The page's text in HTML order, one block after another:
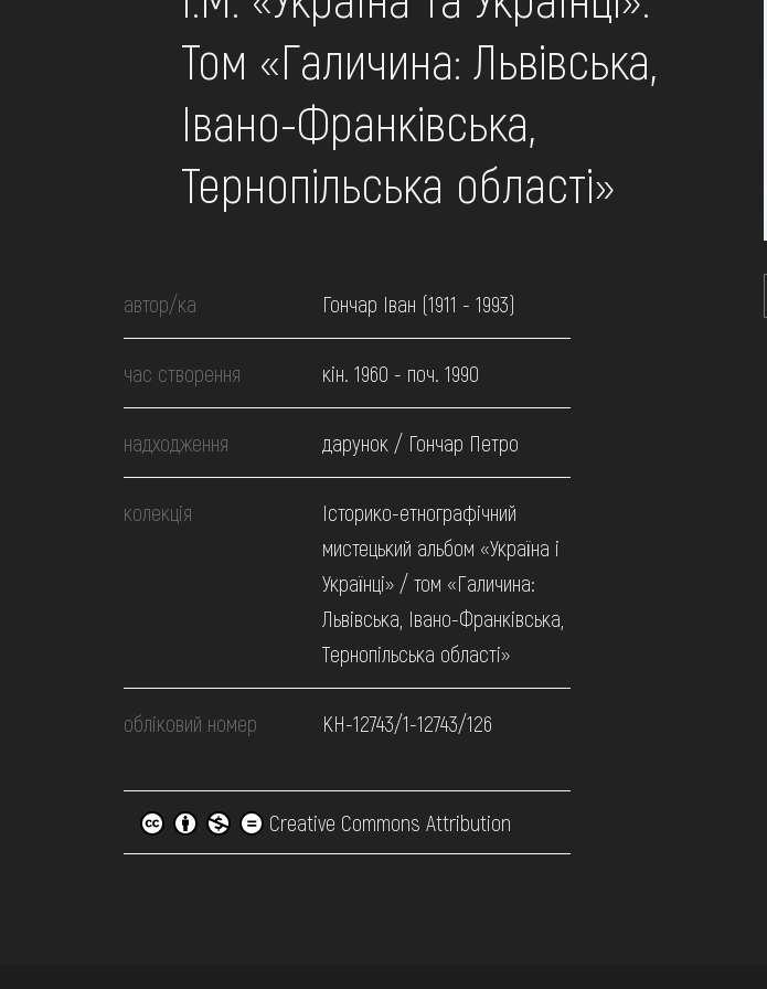
ВІДВІДАТИ
НАВЧИТИСЯ
Том «Галичина: Львівська,
Івано-Франківська,
Тернопільська області»
автор/ка Гончар Іван (1911 - 1993)
час створення кін. 1960 - поч. 1990
надходження дарунок / Гончар Петро
колекція
Історико-етнографічний
мистецький альбом «Україна і
Українці» / том «Галичина:
Львівська, Івано-Франківська,
Тернопільська області»
обліковий номер КН-12743/1-12743/126
Creative Commons Attribution